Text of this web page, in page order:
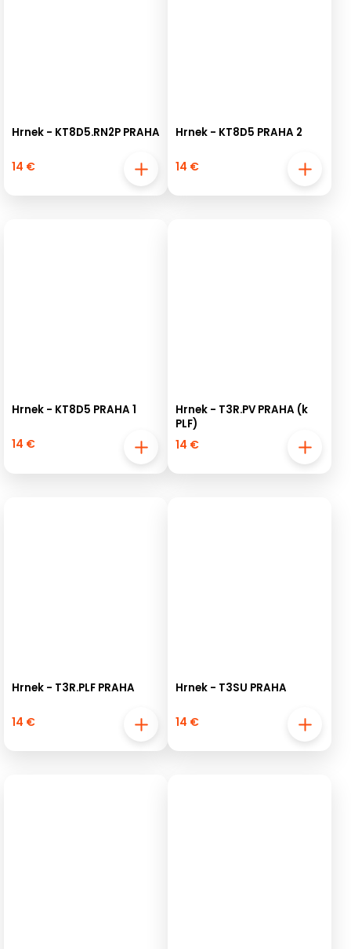
Hrnek - KT8D5.RN2P PRAHA
14 €
Hrnek - KT8D5 PRAHA 2
14 €
Hrnek - KT8D5 PRAHA 1
14 €
Hrnek - T3R.PV PRAHA (k
PLF)
14 €
Hrnek - T3R.PLF PRAHA
14 €
Hrnek - T3SU PRAHA
14 €